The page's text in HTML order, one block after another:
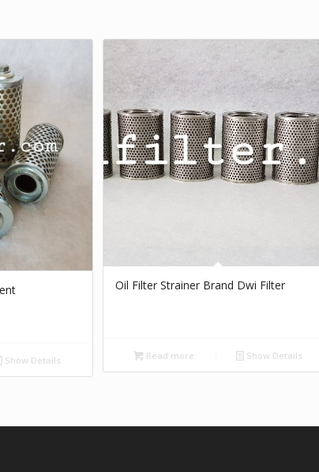
Show Details
Oil Filter Strainer Brand Dwi Filter
Read more Show Details